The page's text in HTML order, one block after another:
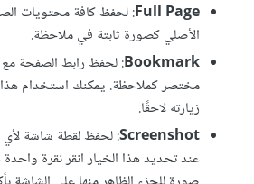
Full Page: لحفظ كافة محتويات
الأصلي كصورة ثابتة في ملاحظة.
Bookmark: لحفظ رابط الصفحة
مختصر كملاحظة. يمكنك استخدام هذا
زيارته لاحقًا.
Screenshot: لحفظ لقطة شاشة
عند تحديد هذا الخيار انقر نقرة